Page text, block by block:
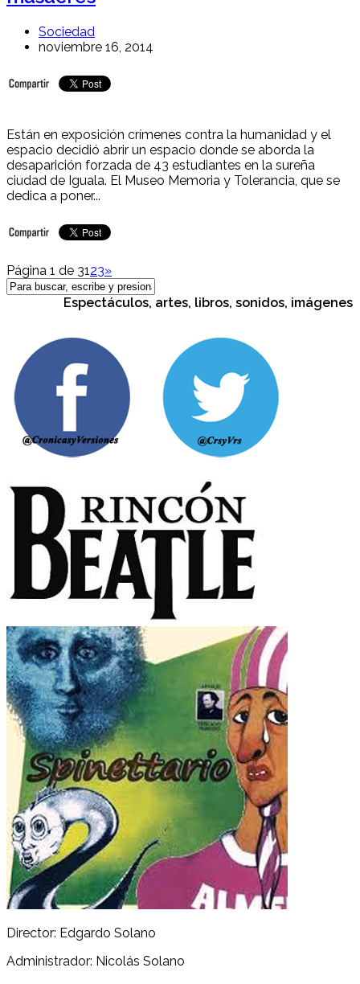
Sociedad
noviembre 16, 2014
Están en exposición crímenes contra la humanidad y el
espacio decidió abrir un espacio donde se aborda la
desaparición forzada de 43 estudiantes en la sureña
ciudad de Iguala. El Museo Memoria y Tolerancia, que se
dedica a poner...
Página 1 de 31 23»
Espectáculos, artes, libros, sonidos, imágenes,
Director: Edgardo Solano
Administrador: Nicolás Solano